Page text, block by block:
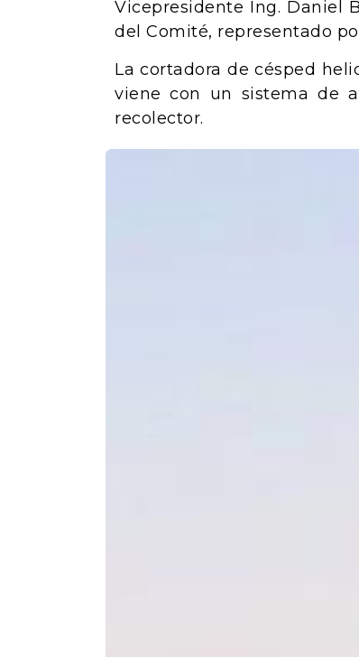
Vicepresidente Ing. Daniel
del Comité, representado
La cortadora de césped
viene con un sistema de
recolector.